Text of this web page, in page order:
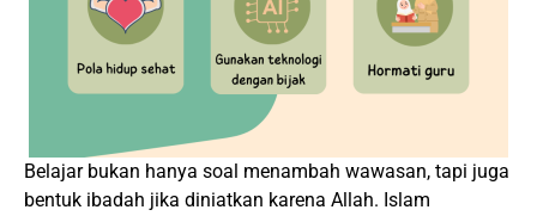
Belajar bukan hanya soal menambah wawasan, tapi juga
bentuk ibadah jika diniatkan karena Allah. Islam